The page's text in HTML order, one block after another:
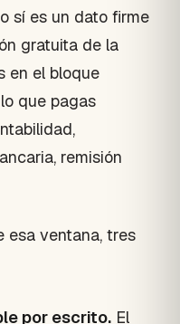
sí es un dato firme
gratuita de la
en el bloque
que pagas
remisión
esa ventana, tres
por escrito. El